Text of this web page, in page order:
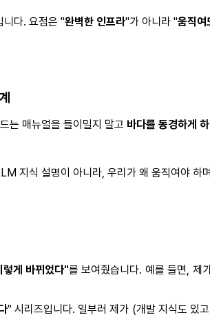
니다. 요점은 "완벽한 인프라"가 아니라 "움직여
는 매뉴얼을 들이밀지 말고 바다를 동경하게
지식 설명이 아니라, 우리가 왜 움직여야
게 바뀌었다"를 보여줬습니다. 예를 들면, 제
" 시리즈입니다. 일부러 제가 (개발 지식도 있